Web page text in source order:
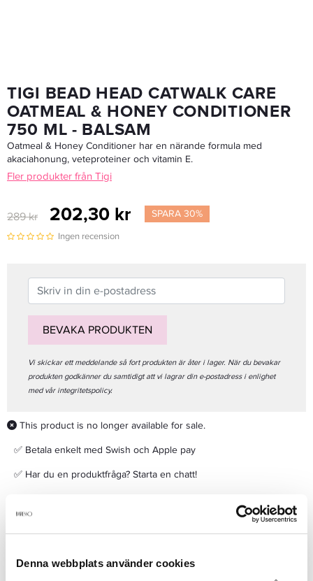
Denna webbplats använder cookies
TIGI BEAD HEAD CATWALK CARE
OATMEAL & HONEY CONDITIONER
750 ML - BALSAM
Oatmeal & Honey Conditioner har en närande formula med
akaciahonung, veteproteiner och vitamin E.
Fler produkter från Tigi
289 kr 202,30 kr SPARA 30%
Ingen recension
BEVAKA PRODUKTEN
Vi skickar ett meddelande så fort produkten är åter i lager. När du bevakar
produkten godkänner du samtidigt att vi lagrar din e-postadress i enlighet
med vår integritetspolicy.
This product is no longer available for sale.
✅ Betala enkelt med Swish och Apple pay
✅ Har du en produktfråga? Starta en chatt!